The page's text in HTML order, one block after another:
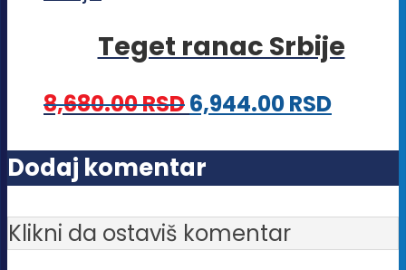
stranici
proizvoda.
varijanti.
mogu
biti
izabrane
na
stranici
Teget ranac Srbije
8,680.00RSD6,944.00RSD
Dodaj komentar
Klikni da ostaviš komentar